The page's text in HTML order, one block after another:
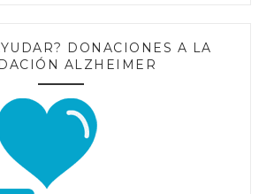
DONACIONES A LA
ALZHEIMER